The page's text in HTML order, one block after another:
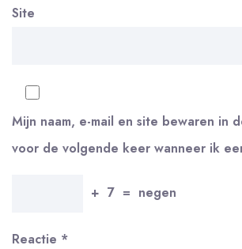
Site
Mijn naam, e-mail en site bewaren in
voor de volgende keer wanneer ik
+ 7 = negen
Reactie *